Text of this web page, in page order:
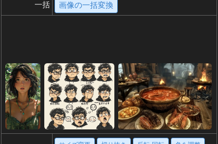
一括 画像の一括変換